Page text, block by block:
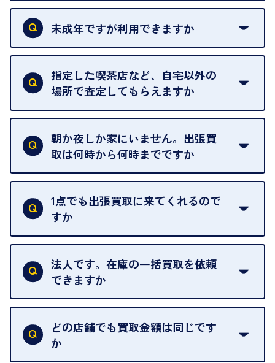
本人確認書類をご用意ください。ご利用になれる書
類はこちらをご確認ください。
未成年ですが利用できますか
18歳未満の方は、保護者の同意があってもご利用い
ただけません。
指定した喫茶店など、自宅以外の
場所で査定してもらえますか
ご自宅以外での査定はお引き受けできません。ご指
定のお店や、ほかのお客様への迷惑となることが考
えられるためです。
朝か夜しか家にいません。出張買
取は何時から何時までですか
ご訪問可能時間は、10時から19時です。
ただし、お品物の種類や量によっては対応させてい
ただくことがあります。
1点でも出張買取に来てくれるので
すか
はい。1点でもお伺いします。
法人です。在庫の一括買取を依頼
できますか
はい。喜んで承ります。出張買取をご利用くださ
い。
ご指定の場所にお伺いします。
どの店舗でも買取金額は同じです
か